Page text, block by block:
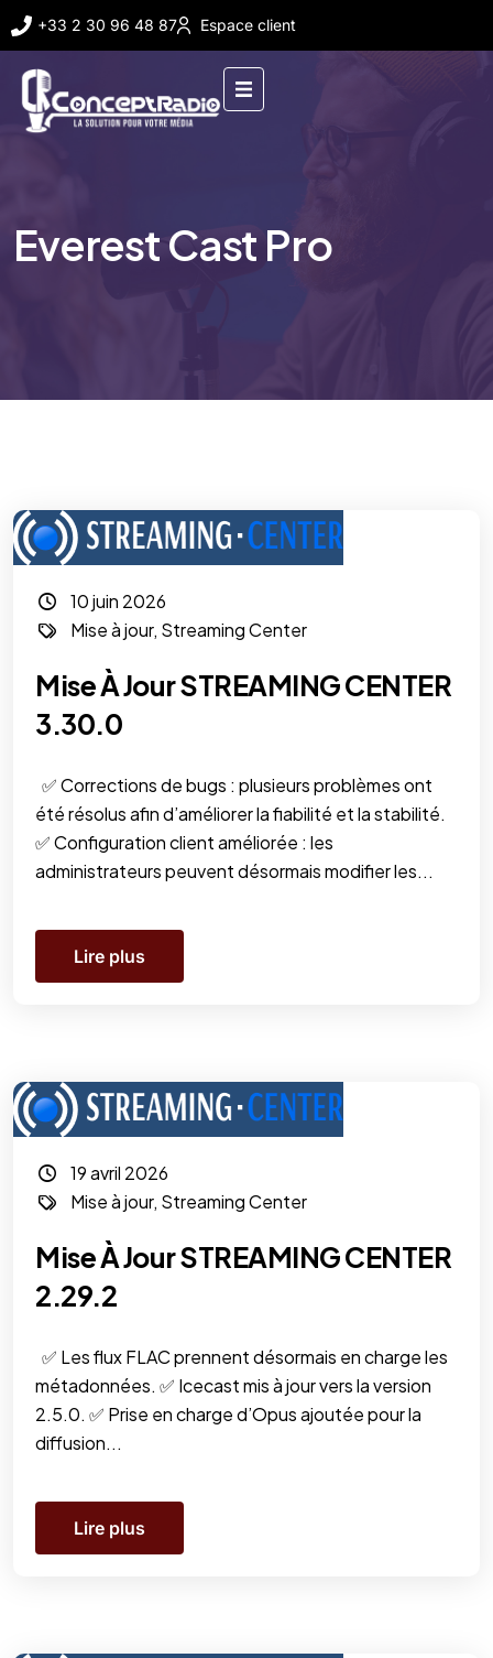
+33 2 30 96 48 87 Espace client
Everest Cast Pro
10 juin 2026
Mise à jour, Streaming Center
Mise À Jour STREAMING CENTER
3.30.0
✅ Corrections de bugs : plusieurs problèmes ont
été résolus afin d’améliorer la fiabilité et la stabilité.
✅ Configuration client améliorée : les
administrateurs peuvent désormais modifier les...
Lire plus
19 avril 2026
Mise à jour, Streaming Center
Mise À Jour STREAMING CENTER
2.29.2
✅ Les flux FLAC prennent désormais en charge les
métadonnées. ✅ Icecast mis à jour vers la version
2.5.0. ✅ Prise en charge d’Opus ajoutée pour la
diffusion...
Lire plus